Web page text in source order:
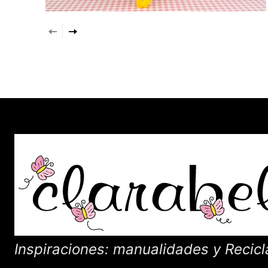
Inspiraciones: manualidades y